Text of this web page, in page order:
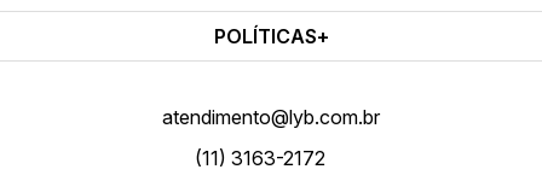
POLÍTICAS
atendimento@lyb.com.br
(11) 3163-2172